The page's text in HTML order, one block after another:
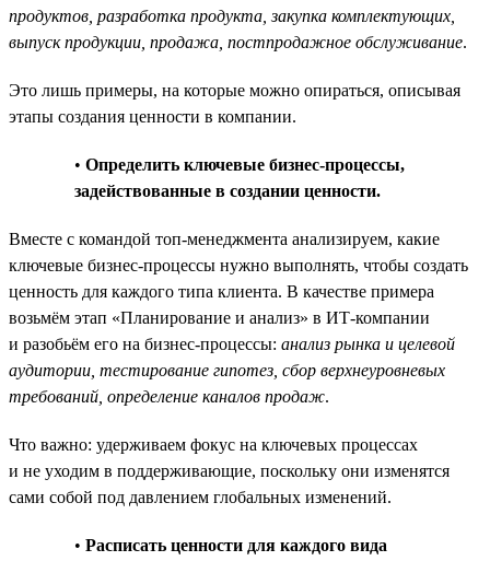
продуктов, разработка продукта, закупка комплектующих,
выпуск продукции, продажа, постпродажное обслуживание.
Это лишь примеры, на которые можно опираться, описывая
этапы создания ценности в компании.
• Определить ключевые бизнес-процессы,
задействованные в создании ценности.
Вместе с командой топ-менеджмента анализируем, какие
ключевые бизнес-процессы нужно выполнять, чтобы создать
ценность для каждого типа клиента. В качестве примера
возьмём этап «Планирование и анализ» в ИТ-компании
и разобьём его на бизнес-процессы: анализ рынка и целевой
аудитории, тестирование гипотез, сбор верхнеуровневых
требований, определение каналов продаж.
Что важно: удерживаем фокус на ключевых процессах
и не уходим в поддерживающие, поскольку они изменятся
сами собой под давлением глобальных изменений.
• Расписать ценности для каждого вида